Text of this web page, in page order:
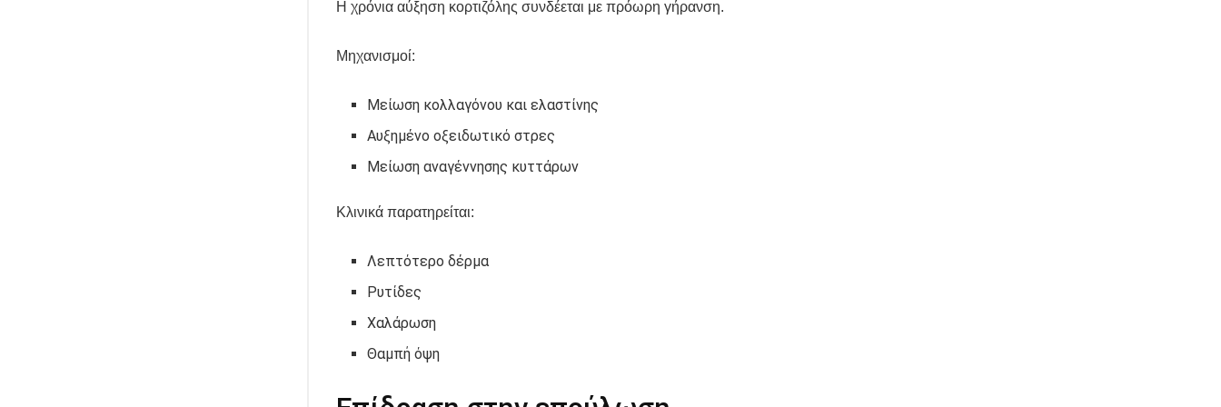
Η χρόνια αύξηση κορτιζόλης συνδέεται με πρόωρη γήρανση.
Μηχανισμοί:
Μείωση κολλαγόνου και ελαστίνης
Αυξημένο οξειδωτικό στρες
Μείωση αναγέννησης κυττάρων
Κλινικά παρατηρείται:
Λεπτότερο δέρμα
Ρυτίδες
Χαλάρωση
Θαμπή όψη